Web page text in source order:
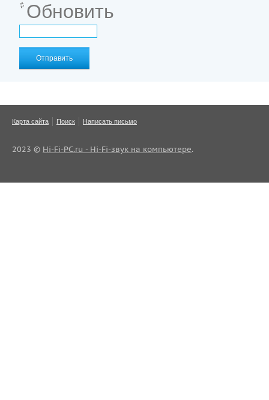
Обновить
Отправить
Карта сайта Поиск Написать письмо
2023 © Hi-Fi-PC.ru - Hi-Fi-звук на компьютере.